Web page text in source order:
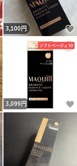
いいね！
3,100円
いいね！
3,099円